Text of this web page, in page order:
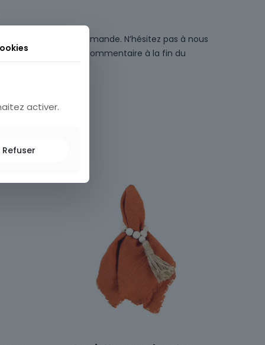
disponibles sur commande. N’hésitez pas à nous
ou ajoutez un commentaire à la fin du
activer.
Refuser